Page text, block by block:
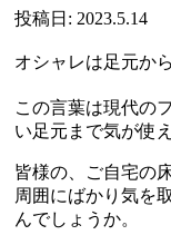
投稿日: 2023.5.14
オシャレは足元か
この言葉は現代の
い足元まで気が使
皆様の、ご自宅の
周囲にばかり気を
んでしょうか。